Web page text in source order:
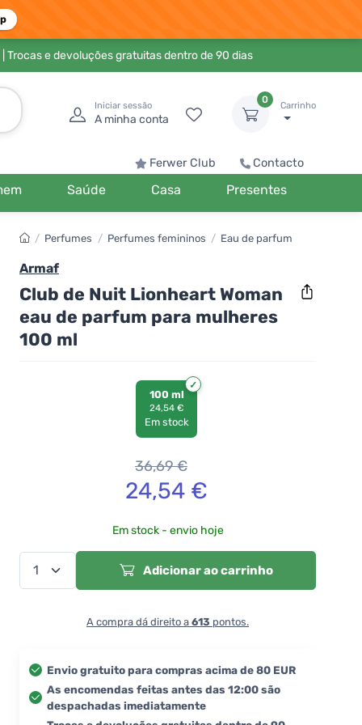
| Trocas e devoluções gratuitas dentro de 90 dias
Iniciar sessão
A minha conta
0
Carrinho
Ferwer Club Contacto
Saúde Casa Presentes
/ Perfumes / Perfumes femininos / Eau de parfum
Armaf
Club de Nuit Lionheart Woman
eau de parfum para mulheres
100 ml
100 ml
24,54 €
Em stock
36,69€
24,54€
Em stock - envio hoje
Adicionar ao carrinho
A compra dá direito a 613 pontos.
Envio gratuito para compras acima de 80 EUR
As encomendas feitas antes das 12:00 são
despachadas imediatamente